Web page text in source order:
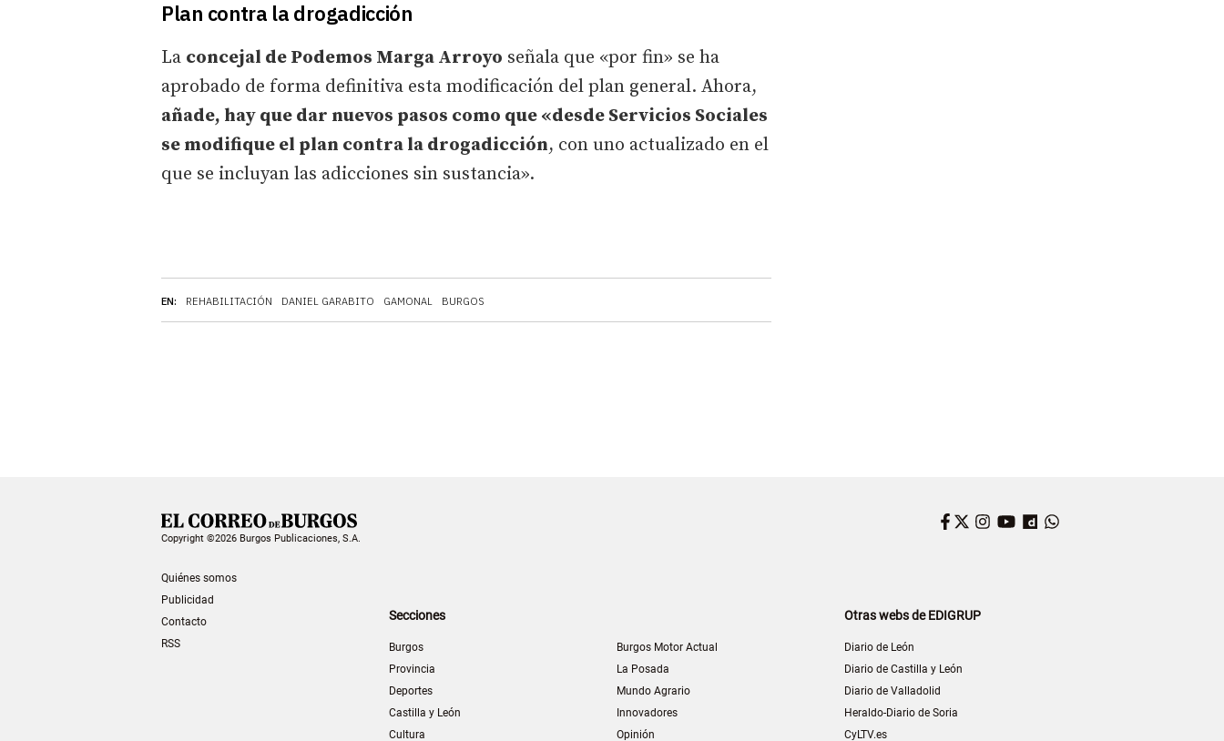
EN: REHABILITACIÓN DANIEL GARABITO GAMONAL BURGOS
Plan contra la drogadicción
La concejal de Podemos Marga Arroyo señala que «por fin» se ha
aprobado de forma definitiva esta modificación del plan general. Ahora,
añade, hay que dar nuevos pasos como que «desde Servicios Sociales
se modifique el plan contra la drogadicción, con uno actualizado en el
que se incluyan las adicciones sin sustancia».
Copyright ©2026 Burgos Publicaciones, S.A.
Quiénes somos
Publicidad
Contacto
RSS
Facebook
Twitter
Instagram
YouTube
Dailymotion
Secciones
Burgos
Provincia
Deportes
Castilla y León
Cultura
Burgos Motor Actual
La Posada
Mundo Agrario
Innovadores
Opinión
Otras webs de EDIGRUP
Diario de León
Diario de Castilla y León
Diario de Valladolid
Heraldo-Diario de Soria
CyLTV.es